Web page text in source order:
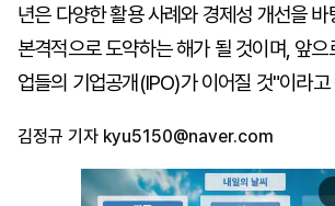
년은 다양한 활용 사례와 경제성 개선을 바
본격적으로 도약하는 해가 될 것이며, 앞으
업들의 기업공개(IPO)가 이어질 것"이라고
김정규 기자 kyu5150@naver.com